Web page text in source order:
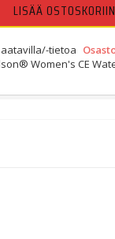
LISÄÄ
tietoa
Women's CE